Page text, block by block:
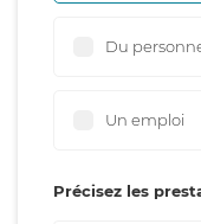
Du
Un emploi
Précisez les